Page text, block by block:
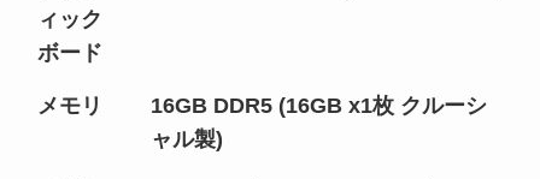
ィック
ボード
メモリ
16GB DDR5 (16GB x1枚 クルーシ
ャル製)